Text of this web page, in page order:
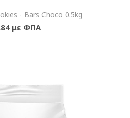
- Bars Choco 0.5kg
με ΦΠΑ